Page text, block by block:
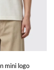
mini logo